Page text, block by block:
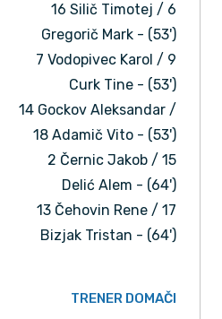
16 Silič Timotej / 6
Gregorič Mark - (53')
7 Vodopivec Karol / 9
Curk Tine - (53')
14 Gockov Aleksandar /
18 Adamič Vito - (53')
2 Černic Jakob / 15
Delić Alem - (64')
13 Čehovin Rene / 17
Bizjak Tristan - (64')
TRENER DOMAČI